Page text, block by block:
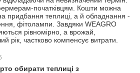
початківцям. Кошти можна
придбання теплиці, а й обладнання -
фітолампи. Завдяки WEAGRO
рівномірно, а врожай,
рік, частково компенсує витрати.
обирати теплиці з